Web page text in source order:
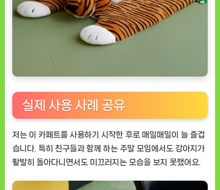
실제 사용 사례 공유
저는 이 카페트를 사용하기 시작한 후로 매일매일이 늘 즐겁
습니다. 특히 친구들과 함께 하는 주말 모임에서도 강아지가
활발히 돌아다니면서도 미끄러지는 모습을 보지 못했어요.